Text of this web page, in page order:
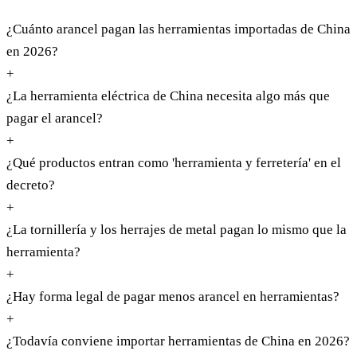
¿Cuánto arancel pagan las herramientas importadas de China
en 2026?
+
¿La herramienta eléctrica de China necesita algo más que
pagar el arancel?
+
¿Qué productos entran como 'herramienta y ferretería' en el
decreto?
+
¿La tornillería y los herrajes de metal pagan lo mismo que la
herramienta?
+
¿Hay forma legal de pagar menos arancel en herramientas?
+
¿Todavía conviene importar herramientas de China en 2026?